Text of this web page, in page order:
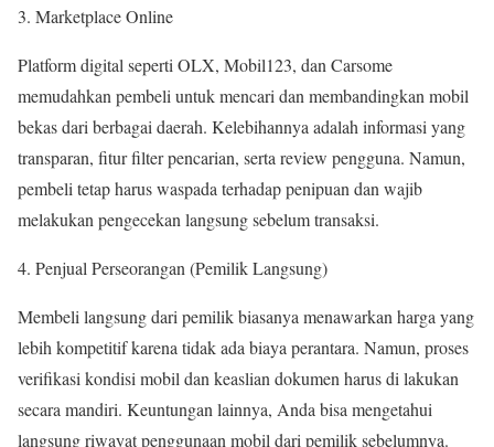
Marketplace Online
Platform digital seperti OLX, Mobil123, dan Carsome
memudahkan pembeli untuk mencari dan membandingkan mobil
bekas dari berbagai daerah. Kelebihannya adalah informasi yang
transparan, fitur filter pencarian, serta review pengguna. Namun,
pembeli tetap harus waspada terhadap penipuan dan wajib
melakukan pengecekan langsung sebelum transaksi.
Penjual Perseorangan (Pemilik Langsung)
Membeli langsung dari pemilik biasanya menawarkan harga yang
lebih kompetitif karena tidak ada biaya perantara. Namun, proses
verifikasi kondisi mobil dan keaslian dokumen harus di lakukan
secara mandiri. Keuntungan lainnya, Anda bisa mengetahui
langsung riwayat penggunaan mobil dari pemilik sebelumnya.